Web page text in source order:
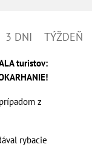
3 DNI TÝŽDEŇ
turistov:
z
rybacie